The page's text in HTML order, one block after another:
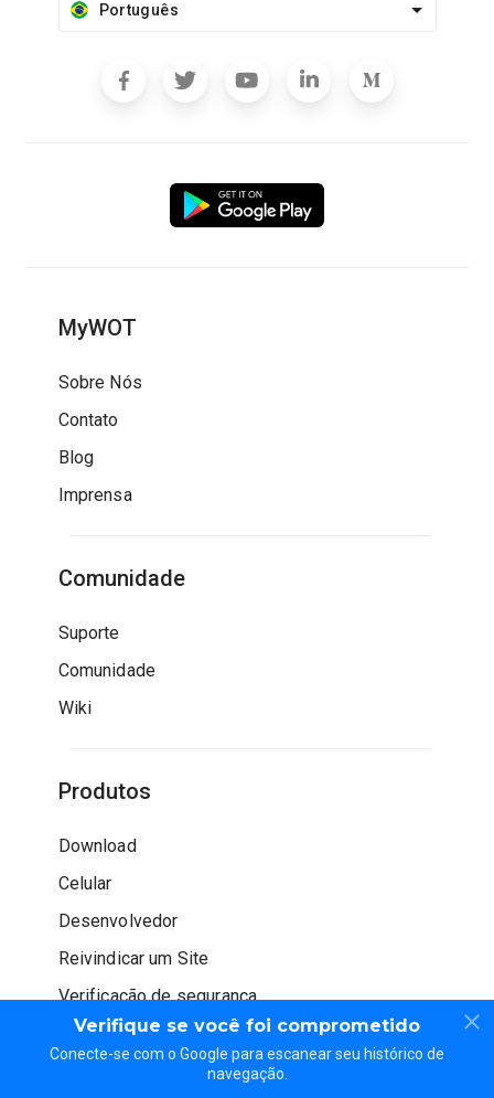
Verifique se você foi comprometido
Conecte-se com o Google para escanear seu histórico de
navegação.
Português
MyWOT
Sobre Nós
Contato
Blog
Imprensa
Comunidade
Suporte
Comunidade
Wiki
Produtos
Download
Celular
Desenvolvedor
Reivindicar um Site
Verificação de segurança